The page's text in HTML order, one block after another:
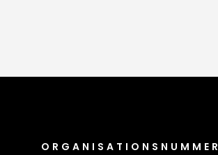
ORGANISATIONSNUMMER